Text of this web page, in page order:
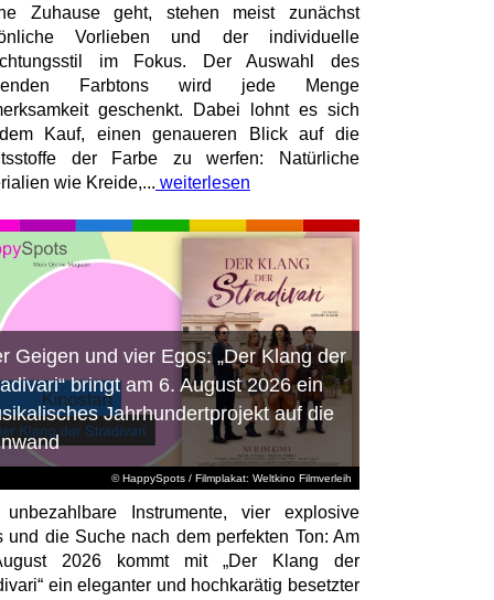
Zuhause geht, stehen meist zunächst
Vorlieben und der individuelle
im Fokus. Der Auswahl des
Farbtons wird jede Menge
geschenkt. Dabei lohnt es sich
Kauf, einen genaueren Blick auf die
der Farbe zu werfen: Natürliche
wie Kreide,... weiterlesen
© HappySpots / Filmplakat: Weltkino Filmverleih
Geigen und vier Egos: „Der Klang der
bringt am 6. August 2026 ein
Jahrhundertprojekt auf die
Instrumente, vier explosive
und die Suche nach dem perfekten Ton: Am
2026 kommt mit „Der Klang der
ein eleganter und hochkarätig besetzter